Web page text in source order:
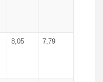
8,05 7,79